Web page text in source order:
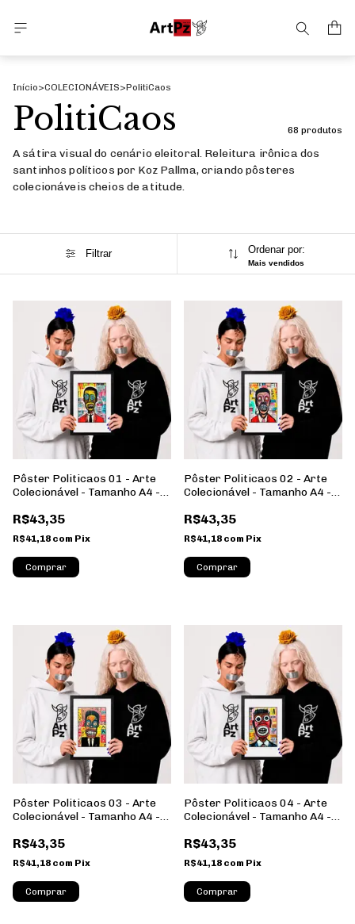
Início>COLECIONÁVEIS>PolitiCaos
PolitiCaos 68 produtos
A sátira visual do cenário eleitoral. Releitura irônica dos
santinhos políticos por Koz Pallma, criando pôsteres
colecionáveis cheios de atitude.
Filtrar Ordenar por:
Mais vendidos
Pôster Politicaos 01 - Arte
Colecionável - Tamanho A4 -
Retrato
R$43,35
R$41,18 com Pix
Comprar
Pôster Politicaos 02 - Arte
Colecionável - Tamanho A4 -
Retrato
R$43,35
R$41,18 com Pix
Comprar
Pôster Politicaos 03 - Arte
Colecionável - Tamanho A4 -
Retrato
R$43,35
R$41,18 com Pix
Comprar
Pôster Politicaos 04 - Arte
Colecionável - Tamanho A4 -
Retrato
R$43,35
R$41,18 com Pix
Comprar